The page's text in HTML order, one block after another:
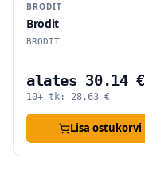
BRODIT
Brodit
BRODIT
alates 30.14 €
10+ tk: 28.63 €
Lisa ostukorvi